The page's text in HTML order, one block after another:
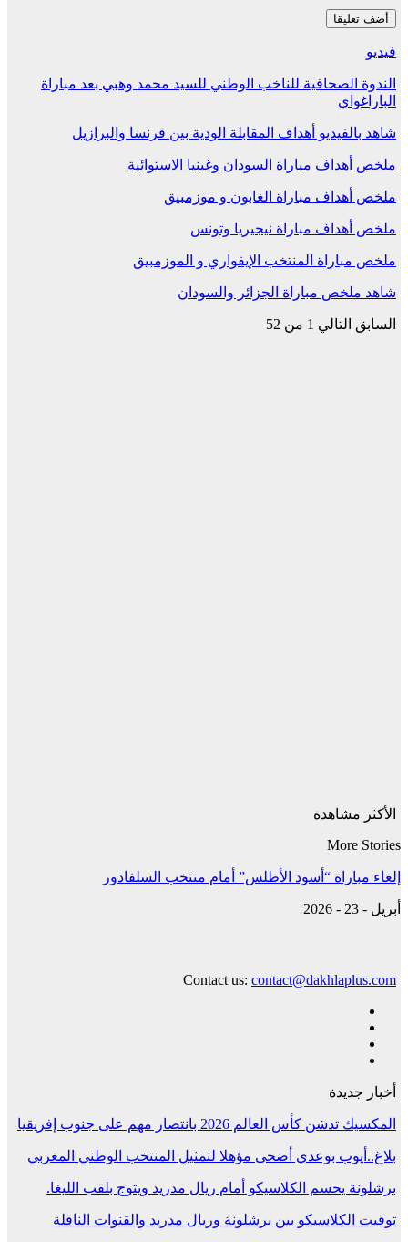
فيديو
الندوة الصحافية للناخب الوطني للسيد محمد وهبي بعد مباراة
الباراغواي
شاهد بالفيديو أهداف المقابلة الودية بين فرنسا والبرازيل
ملخص أهداف مباراة السودان وغينيا الاستوائية
ملخص أهداف مباراة الغابون و موزمبيق
ملخص أهداف مباراة نيجيريا وتونس
ملخص مباراة المنتخب الإيفواري و الموزمبيق
شاهد ملخص مباراة الجزائر والسودان
السابق التالي 1 من 52
الأكثر مشاهدة
More Stories
إلغاء مباراة “أسود الأطلس” أمام منتخب السلفادور
أبريل - 23 - 2026
Contact us: contact@dakhlaplus.com
أخبار جديدة
المكسيك تدشن كأس العالم 2026 بانتصار مهم على جنوب إفريقيا
بلاغ..أيوب بوعدي أضحى مؤهلا لتمثيل المنتخب الوطني المغربي
برشلونة يحسم الكلاسيكو أمام ريال مدريد ويتوج بلقب الليغا.
توقيت الكلاسيكو بين برشلونة وريال مدريد والقنوات الناقلة